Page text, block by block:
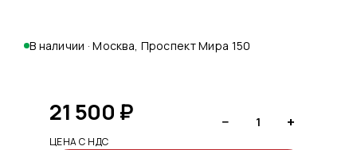
В наличии · Москва, Проспект Мира 150
21 500₽
ЦЕНА С НДС
− 1 +